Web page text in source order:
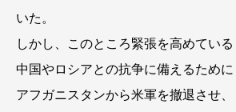
いた。
しかし、このところ緊張を高めている
中国やロシアとの抗争に備えるために
アフガニスタンから米軍を撤退させ、